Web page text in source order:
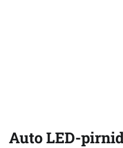
Auto LED-